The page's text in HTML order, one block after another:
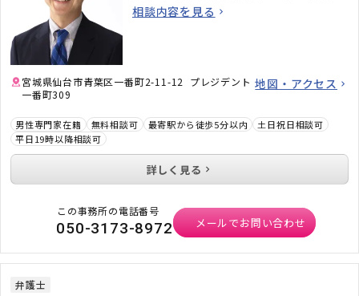
相談ください。
相談内容を見る
宮城県仙台市青葉区一番町2-11-12 プレジデント
一番町309
地図・アクセス
男性専門家在籍 無料相談可 最寄駅から徒歩5分以内
土日祝日相談可
平日19時以降相談可
詳しく見る
この事務所の電話番号
050-3173-8972 メールでお問い合わせ
弁護士